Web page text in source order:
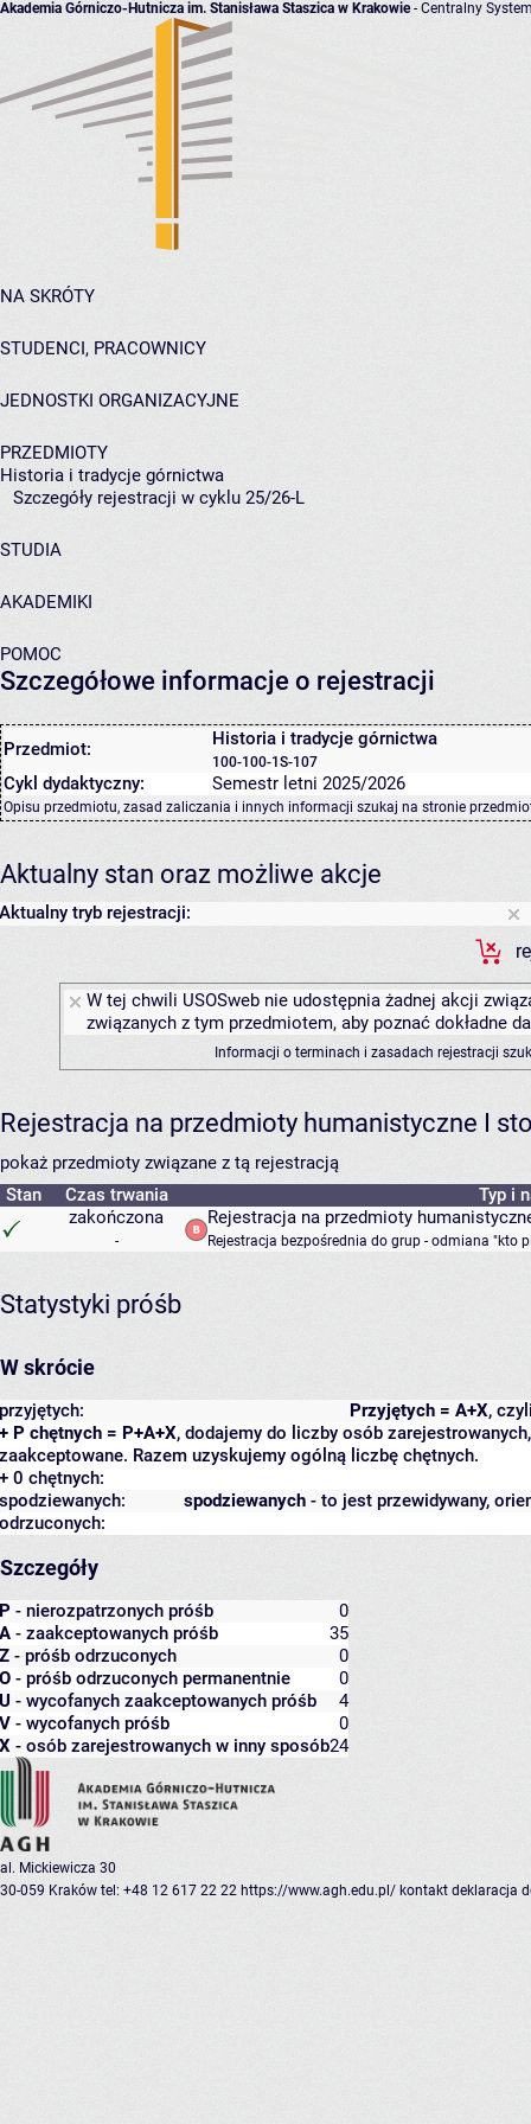
Akademia Górniczo-Hutnicza im. Stanisława Staszica w Krakowie- Centralny
NA SKRÓTY
STUDENCI, PRACOWNICY
JEDNOSTKI ORGANIZACYJNE
PRZEDMIOTY
Historia i tradycje górnictwa
Szczegóły rejestracji w cyklu 25/26-L
STUDIA
AKADEMIKI
POMOC
Szczegółowe informacje o rejestracji
Przedmiot: Historia i tradycje górnictwa
100-100-1S-107
Cykl dydaktyczny: Semestr letni 2025/2026
Opisu przedmiotu, zasad zaliczania i innych informacji szukaj na stronie
Aktualny stan oraz możliwe akcje
Aktualny tryb rejestracji:
W tej chwili USOSweb nie udostępnia żadnej akcji
związanych z tym przedmiotem, aby poznać dokładne
Informacji o terminach i zasadach rejestracji
Rejestracja na przedmioty humanistyczne I
pokaż przedmioty związane z tą rejestracją
Stan
Czas trwania
Typ i
zakończona
-
Rejestracja na przedmioty
Rejestracja bezpośrednia do grup - odmiana "kto
Statystyki próśb
W skrócie
Przyjętych = A+X,
przyjętych:
+ P chętnych = P+A+X, dodajemy do liczby osób
zaakceptowane. Razem uzyskujemy ogólną liczbę chętnych.
+ 0 chętnych:
spodziewanych - to jest przewidywany,
spodziewanych:
odrzuconych:
Szczegóły
P - nierozpatrzonych próśb
0
A - zaakceptowanych próśb
35
Z - próśb odrzuconych
0
O - próśb odrzuconych permanentnie
0
U - wycofanych zaakceptowanych próśb
4
V - wycofanych próśb
0
X - osób zarejestrowanych w inny sposób24
al. Mickiewicza 30
30-059 Kraków tel: +48 12 617 22 22 https://www.agh.edu.pl/ kontakt deklaracja